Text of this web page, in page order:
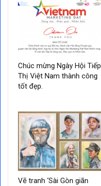
Chúc mừng Ngày Hội Tiếp
Thị Việt Nam thành công
tốt đẹp.
Vẽ tranh ‘Sài Gòn giãn